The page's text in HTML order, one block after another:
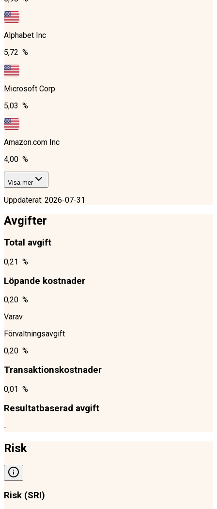
Alphabet Inc
5,72 %
Microsoft Corp
5,03 %
Amazon.com Inc
4,00 %
Visa mer
Uppdaterat: 2026-07-31
Avgifter
Total avgift
0,21 %
Löpande kostnader
0,20 %
Varav
Förvaltningsavgift
0,20 %
Transaktionskostnader
0,01 %
Resultatbaserad avgift
-
Risk
Risk (SRI)